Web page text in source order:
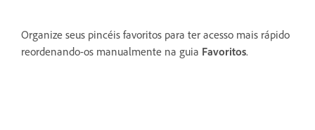
Organize seus pincéis favoritos para ter acesso mais rápido
reordenando-os manualmente na guia Favoritos.